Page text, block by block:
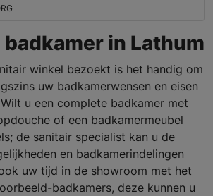
in Lathum
winkel bezoekt is het handig om
uw badkamerwensen en eisen
u een complete badkamer met
of een badkamermeubel
de sanitair specialist kan u de
en badkamerindelingen
uw tijd in de showroom met het
badkamers, deze kunnen u